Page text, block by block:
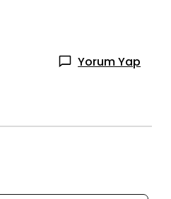
Yorum Yap